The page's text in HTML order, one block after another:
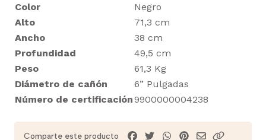
Color
Negro
Alto
71,3 cm
Ancho
38 cm
Profundidad
49,5 cm
Peso
61,3 Kg
Diámetro de cañón
6” Pulgadas
Número de certificación9900000004238
Comparte este producto